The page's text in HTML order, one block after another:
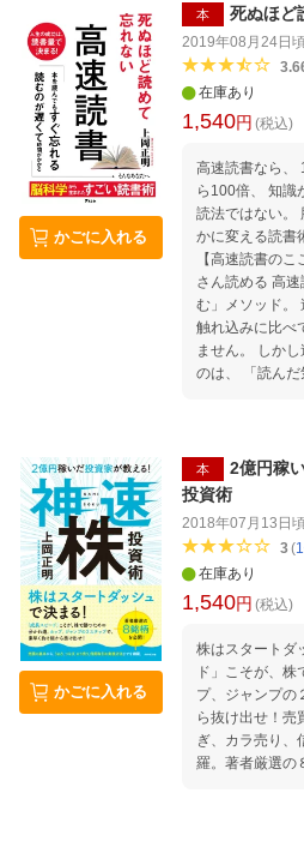
い □読書などで
来リストラの対
よりも早く出
ている □起業や
新しいキャリア
に合格したい □
速仕事術の出番
の課題をまとめ
す。 高速仕事術はキャリア形成のためだけでな
く、 日々の仕事
性を上げるのにも
たが、 「仕事
「もっと自由な
を身につけたい
きたい」 と願
頼もしい味方にな
かごに入れる
本 死ぬほど
2019年08月24日
在庫あり
1,540円 (税込)
高速読書なら、
ら100倍、 知識が脳
読法ではない。
かに変える読書
【高速読書のここがす
さん読める 高
む」メソッド。
触れ込みに比べ
ません。 しか
のは、 「読んだ
憶として 脳に
科学に裏づけら
や、読書の得意
も読んだら内容
す。 3、仕事や生活に必ずアウトプットできる
高速読書の目的
ん。 読書で得
ぐに実践できる
異なり、 レッ
りません。 その日
がどんどん豊か
どのように現実
実践者からは驚き
かごに入れる
本
2億円稼
投資術
2018年07月13日
3(1
在庫あり
1,540円 (税込)
株はスタートダ
ド」こそが、株
プ、ジャンプの
ら抜け出せ！売
ぎ、カラ売り、
羅。著者厳選の